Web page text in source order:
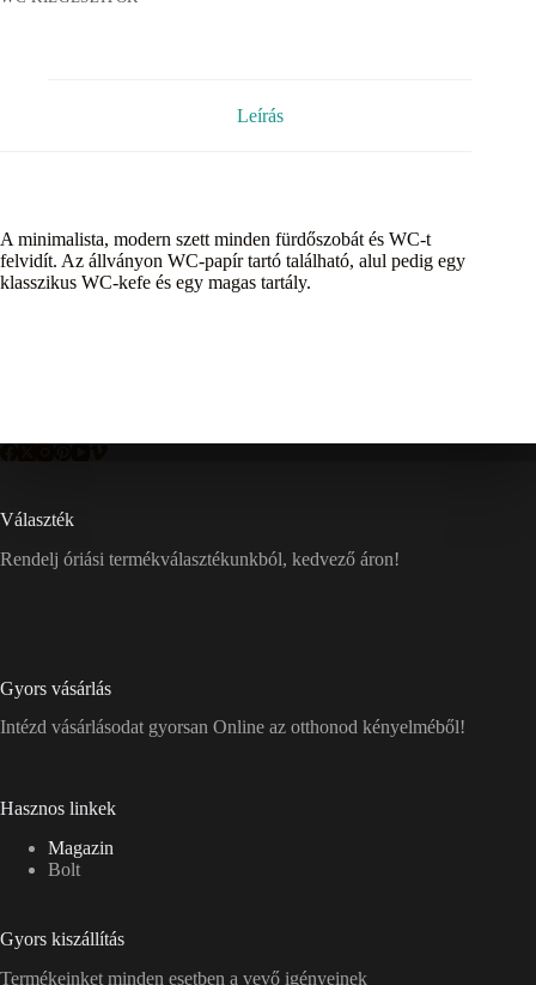
Leírás
A minimalista, modern szett minden fürdőszobát és WC-t
felvidít. Az állványon WC-papír tartó található, alul pedig egy
klasszikus WC-kefe és egy magas tartály.
Választék
Rendelj óriási termékválasztékunkból, kedvező áron!
Gyors vásárlás
Intézd vásárlásodat gyorsan Online az otthonod kényelméből!
Hasznos linkek
Magazin
Bolt
Gyors kiszállítás
Termékeinket minden esetben a vevő igényeinek